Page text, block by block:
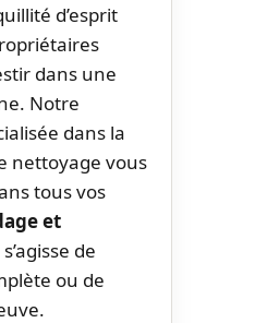
d’esprit
dans une
Notre
dans la
nettoyage vous
tous vos
et
s’agisse de
ou de